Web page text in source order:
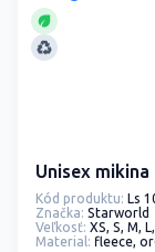
Unisex
Kód produktu: Ls
Značka: Starworld
Veľkosť: XS, S, M,
Material: fleece,